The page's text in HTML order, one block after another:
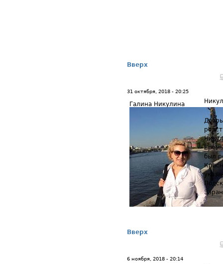
Вверх
31 октября, 2018 - 20:25
Галина Никулина
был
Вверх
6 ноября, 2018 - 20:14